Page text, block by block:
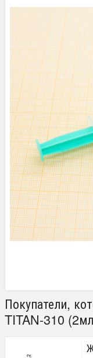
Покупатели,
TITAN-310